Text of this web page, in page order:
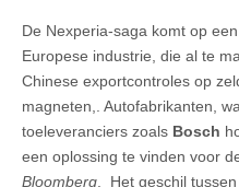
De Nexperia-saga komt op
Europese industrie, die al te
Chinese exportcontroles op
magneten,. Autofabrikanten,
toeleveranciers zoals Bosch
een oplossing te vinden voor
Bloomberg . Het geschil